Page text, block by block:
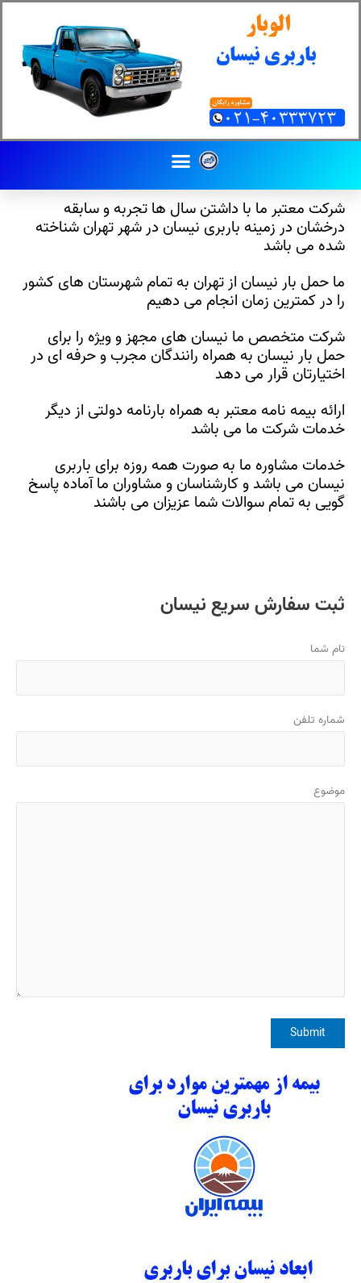
پرش
شرکت معتبر ما با داشتن سال ها تجربه و سابقه
درخشان در زمینه باربری نیسان در شهر تهران شناخته
شده می باشد
ما حمل بار نیسان از تهران به تمام شهرستان های کشور
را در کمترین زمان انجام می دهیم
شرکت متخصص ما نیسان های مجهز و ویژه را برای
حمل بار نیسان به همراه رانندگان مجرب و حرفه ای در
اختیارتان قرار می دهد
ارائه بیمه نامه معتبر به همراه بارنامه دولتی از دیگر
خدمات شرکت ما می باشد
خدمات مشاوره ما به صورت همه روزه برای باربری
نیسان می باشد و کارشناسان و مشاوران ما آماده پاسخ
گویی به تمام سوالات شما عزیزان می باشند
ثبت سفارش سریع نیسان
نام شما
شماره تلفن
موضوع